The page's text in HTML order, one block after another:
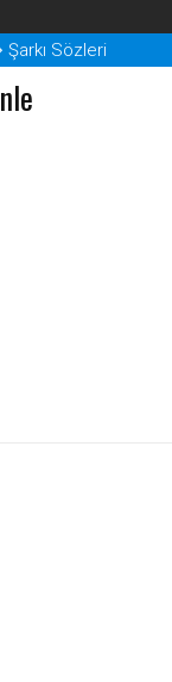
Şarkı Sözleri